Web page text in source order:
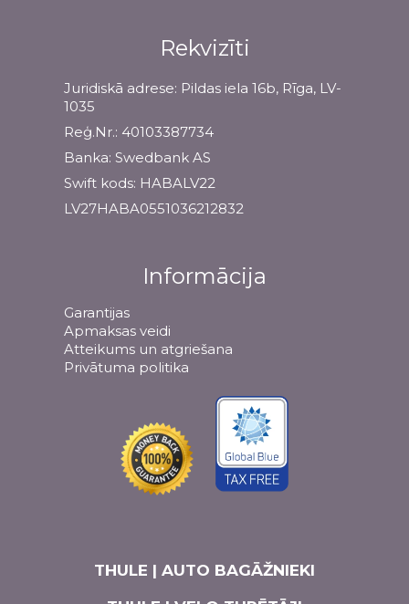
Rekvizīti
Juridiskā adrese: Pildas iela 16b, Rīga, LV-
1035
Reģ.Nr.: 40103387734
Banka: Swedbank AS
Swift kods: HABALV22
LV27HABA0551036212832
Informācija
Garantijas
Apmaksas veidi
Atteikums un atgriešana
Privātuma politika
THULE | AUTO BAGĀŽNIEKI